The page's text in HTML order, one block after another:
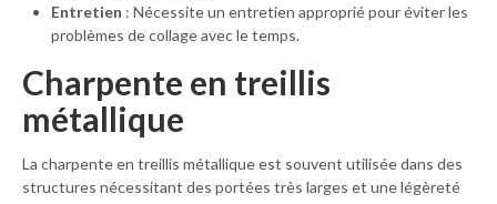
Entretien : Nécessite un entretien approprié pour éviter les
problèmes de collage avec le temps.
Charpente en treillis
métallique
La charpente en treillis métallique est souvent utilisée dans des
structures nécessitant des portées très larges et une légèreté